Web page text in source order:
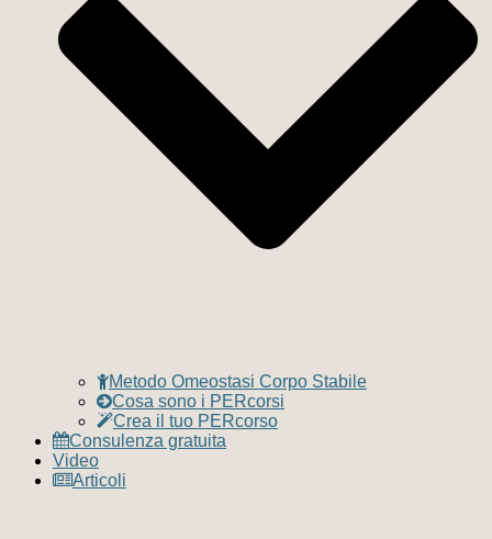
Metodo Omeostasi Corpo Stabile
Cosa sono i PERcorsi
Crea il tuo PERcorso
Consulenza gratuita
Video
Articoli